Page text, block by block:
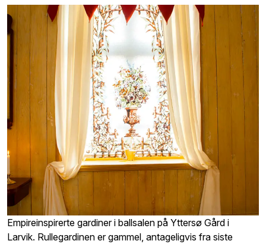
Empireinspirerte gardiner i ballsalen på Yttersø Gård i
Larvik. Rullegardinen er gammel, antageligvis fra siste